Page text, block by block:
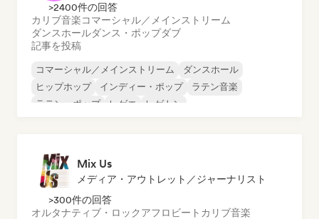
>2400件の回答
カリブ音楽コマーシャル／メインストリーム
ダンスホールダンス・ポップダブ
記事を投稿
コマーシャル／メインストリーム
ダンスホール
ヒップホップ
インディー・ポップ
ラテン音楽
ラテン・ポップ
レゲエ レゲトン
Mix Us
メディア・アウトレット／ジャーナリスト
>300件の回答
オルタナティブ・ロックアフロビート カリブ音楽